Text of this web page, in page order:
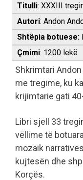
Titulli: XXXIII
Autori: Andon
Shtëpia botuese:
Çmimi: 1200 lekë
Shkrimtari
me tregime, ku
krijimtarie gati
Libri sjell 33
vëllime të
mozaik
kujtesën dhe
Korçës.